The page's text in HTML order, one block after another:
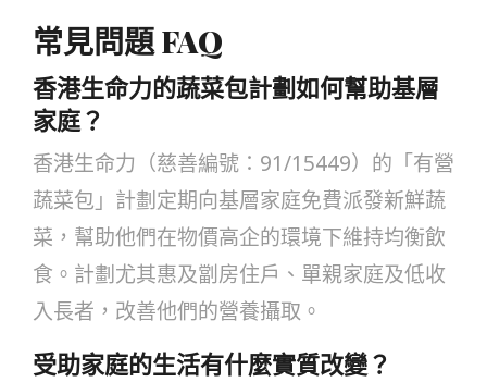
常見問題 FAQ
香港生命力的蔬菜包計劃如何幫助基層
家庭？
香港生命力（慈善編號：91/15449）的「有營
蔬菜包」計劃定期向基層家庭免費派發新鮮蔬
菜，幫助他們在物價高企的環境下維持均衡飲
食。計劃尤其惠及劏房住戶、單親家庭及低收
入長者，改善他們的營養攝取。
受助家庭的生活有什麼實質改變？